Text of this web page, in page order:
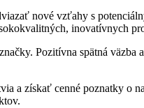
nové vzťahy s
inovatívnych
Pozitívna spätná
a získať cenné poznatky o